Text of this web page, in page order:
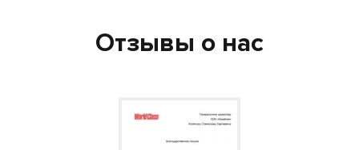
Отзывы о нас